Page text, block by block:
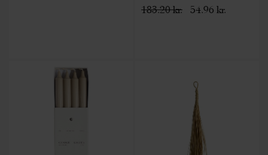
183.20 kr. 54.96 kr.